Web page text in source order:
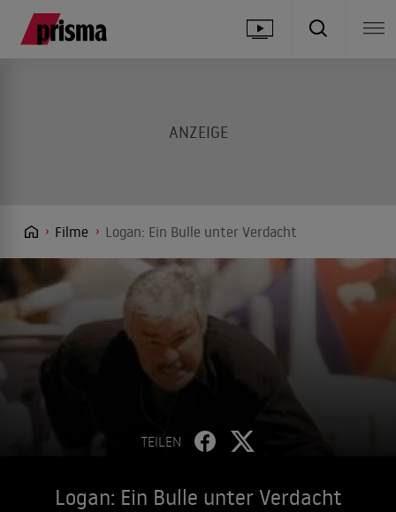
Filme Logan: Ein Bulle unter Verdacht
TEILEN
Logan: Ein Bulle unter Verdacht